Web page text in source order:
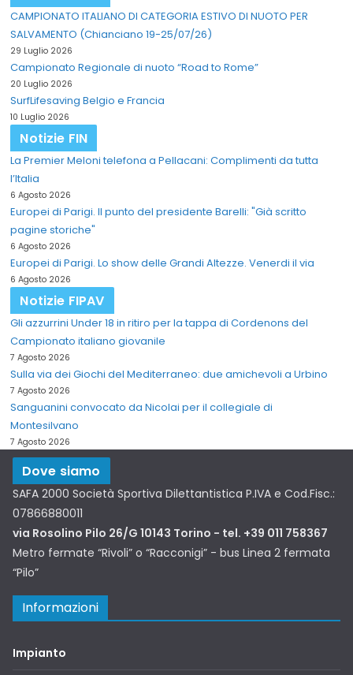
CAMPIONATO ITALIANO DI CATEGORIA ESTIVO DI NUOTO PER
SALVAMENTO (Chianciano 19-25/07/26)
29 Luglio 2026
Campionato Regionale di nuoto “Road to Rome”
20 Luglio 2026
SurfLifesaving Belgio e Francia
10 Luglio 2026
Notizie FIN
La Premier Meloni telefona a Pellacani: Complimenti da tutta
l’Italia
6 Agosto 2026
Europei di Parigi. Il punto del presidente Barelli: "Già scritto
pagine storiche"
6 Agosto 2026
Europei di Parigi. Lo show delle Grandi Altezze. Venerdi il via
6 Agosto 2026
Notizie FIPAV
Gli azzurrini Under 18 in ritiro per la tappa di Cordenons del
Campionato italiano giovanile
7 Agosto 2026
Sulla via dei Giochi del Mediterraneo: due amichevoli a Urbino
7 Agosto 2026
Sanguanini convocato da Nicolai per il collegiale di
Montesilvano
7 Agosto 2026
Dove siamo
SAFA 2000 Società Sportiva Dilettantistica P.IVA e Cod.Fisc.:
07866880011
via Rosolino Pilo 26/G 10143 Torino - tel. +39 011 758367
Metro fermate “Rivoli” o “Racconigi” - bus Linea 2 fermata
“Pilo”
Informazioni
Impianto